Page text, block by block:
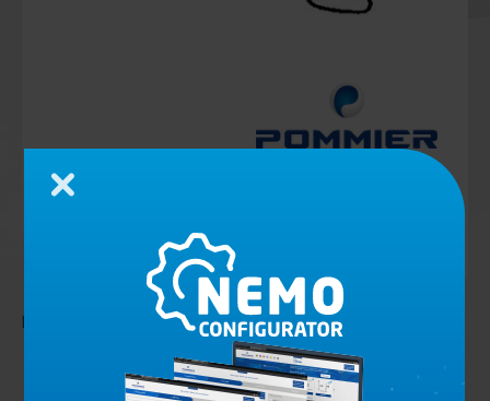
Haken Sauschwanz Form C